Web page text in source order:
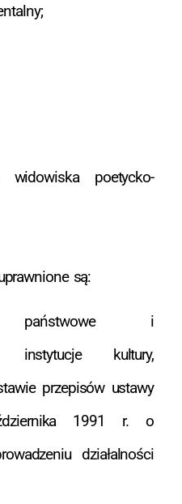
poetycko-
są:
państwowe i
instytucje kultury,
przepisów ustawy
1991 r. o
działalności